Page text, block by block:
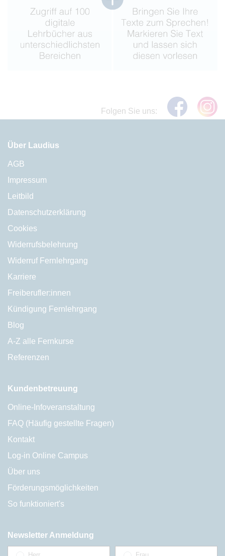
Folgen Sie uns:
Über Laudius
AGB
Impressum
Leitbild
Datenschutzerklärung
Cookies
Widerrufsbelehrung
Widerruf Fernlehrgang
Karriere
Freiberufler:innen
Kündigung Fernlehrgang
Blog
A-Z alle Fernkurse
Referenzen
Kundenbetreuung
Online-Infoveranstaltung
FAQ (Häufig gestellte Fragen)
Kontakt
Log-in Online Campus
Über uns
Förderungsmöglichkeiten
So funktioniert's
Newsletter Anmeldung